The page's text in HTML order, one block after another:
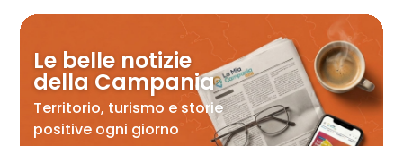
Le belle notizie
della Campania
Territorio, turismo e storie
positive ogni giorno